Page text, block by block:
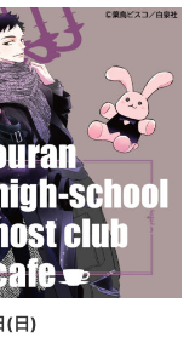
(日)